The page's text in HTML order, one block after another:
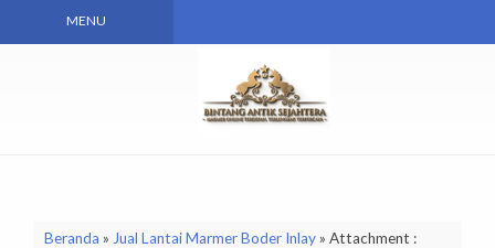
MENU
Beranda » Jual Lantai Marmer Boder Inlay» Attachment :